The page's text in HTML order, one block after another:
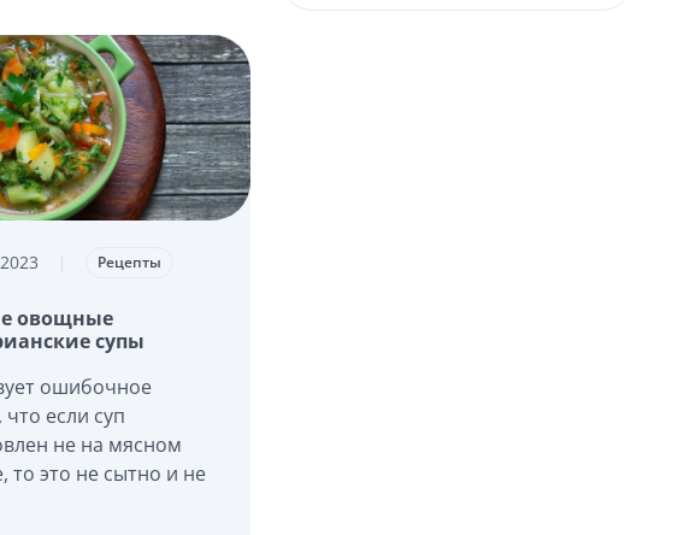
| Рецепты
овощные
супы
ошибочное
если суп
не на мясном
то это не сытно и не